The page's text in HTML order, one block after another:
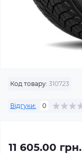
Код товару: 310723
Відгуки: 0
11 605.00 грн.